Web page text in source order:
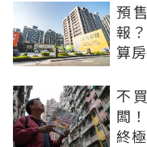
預
報
算
不
闆
終